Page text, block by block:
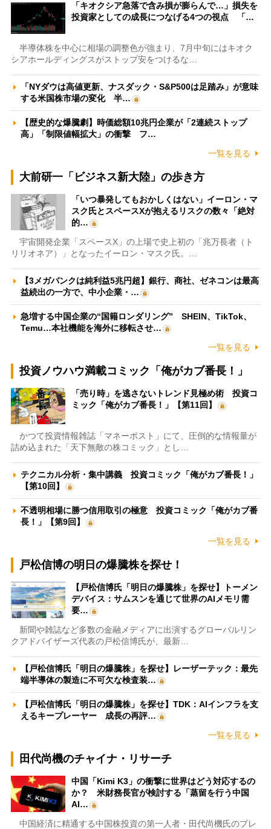
「キオクシア急落で含み損が膨らんで…」損失を
投資家としての成長につなげる4つの視点 「…
半導体株を中心に相場の調整色が強まり、7月中旬にはキオク
シアホールディングスがストップ安をつけるな…
「NYダウは高値更新、ナスダック・S&P500は足踏み」が意味
する米国株市場の変化 半…
【歴史的な爆騰劇】時価総額10兆円企業が「2連続ストップ
高」「制限値幅拡大」の衝撃 フ…
一覧を見る
大前研一「ビジネス新大陸」の歩き方
「いつ暴発してもおかしくはない」イーロン・マ
スク氏とスペースXが抱えるリスクの数々「絶対
的…
宇宙開発企業「スペースX」の上場で史上初の「兆万長者（ト
リリオネア）」となったイーロン・マスク氏。…
【3メガバンクは純利益5兆円超】銀行、商社、ゼネコンは最高
益続出の一方で、中小企業・…
急増する中国企業の“国籍ロンダリング” SHEIN、TikTok、
Temu…本社機能を海外に移転させ…
一覧を見る
投資ノウハウ満載コミック「俺がカブ番長！」
「売り時」を逃さないトレンド見極め術 投資コ
ミック「俺がカブ番長！」【第11回】
かつて投資情報雑誌「マネーポスト」にて、圧倒的な情報量が
詰め込まれた「天下無敵の株コミック」とし…
テクニカル分析・集中講義 投資コミック「俺がカブ番長！」
【第10回】
不透明相場に勝つ信用取引の極意 投資コミック「俺がカブ番
長！」【第9回】
一覧を見る
戸松信博の明日の爆騰株を探せ！
【戸松信博氏「明日の爆騰株」を探せ】トーメン
デバイス：サムスンを通じて世界のAIメモリ需
要…
新聞や雑誌など多数の金融メディアに出演するグローバルリン
クアドバイザーズ代表の戸松信博氏が、最新…
【戸松信博氏「明日の爆騰株」を探せ】レーザーテック：最先
端半導体の製造に不可欠な検査装…
【戸松信博氏「明日の爆騰株」を探せ】TDK：AIインフラを支
えるキープレーヤー 成長の再評…
一覧を見る
田代尚機のチャイナ・リサーチ
中国「Kimi K3」の衝撃に世界はどう対応するの
か？ 米財務長官が検討する「蒸留を行う中国
AI…
中国経済に精通する中国株投資の第一人者・田代尚機氏のプレ